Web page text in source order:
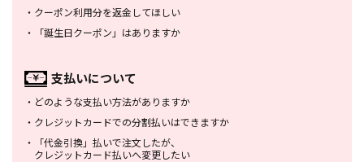
・ クーポン利用分を返金してほしい
・
「誕生日クーポン」はありますか
支払いについて
・ どのような支払い方法がありますか
・ クレジットカードでの分割払いはできますか
・
「代金引換」払いで注文したが、
クレジットカード払いへ変更したい